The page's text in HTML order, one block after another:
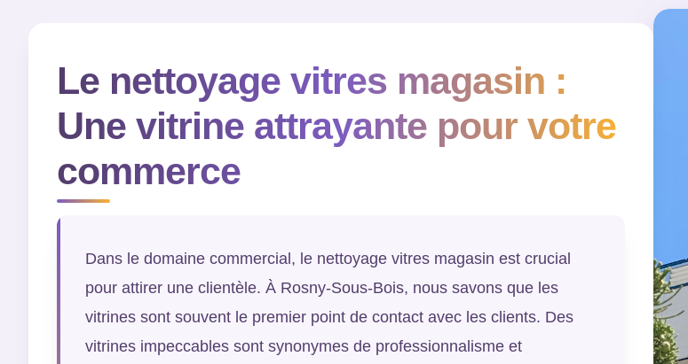
Le nettoyage vitres magasin :
Une vitrine attrayante pour votre
commerce
Dans le domaine commercial, le nettoyage vitres magasin est crucial
pour attirer une clientèle. À Rosny-Sous-Bois, nous savons que les
vitrines sont souvent le premier point de contact avec les clients. Des
vitrines impeccables sont synonymes de professionnalisme et